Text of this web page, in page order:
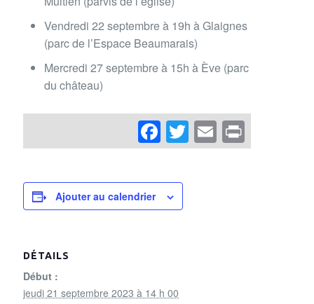
Vendredi 22 septembre à 19h à Glaignes
(parc de l’Espace Beaumarais)
Mercredi 27 septembre à 15h à Ève (parc
du château)
Facebook
Twitter
Email
Ajouter au calendrier
DÉTAILS
Début :
jeudi 21 septembre 2023 à 14 h 00